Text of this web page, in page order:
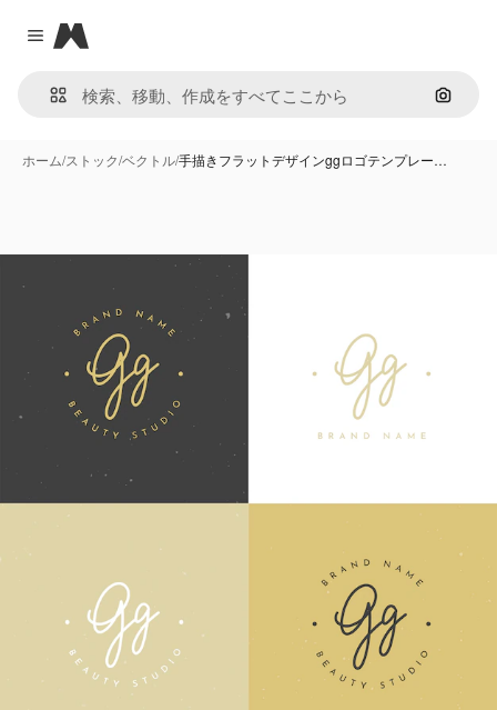
Close menu
Magnific
画像で
ホーム/ストック/ベクトル/手描きフラットデザインggロゴテンプレー…